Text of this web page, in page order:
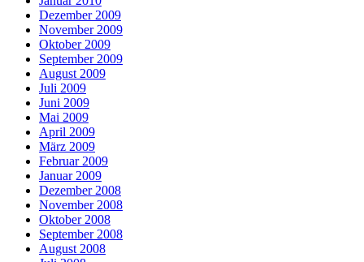
Dezember 2009
November 2009
Oktober 2009
September 2009
August 2009
Juli 2009
Juni 2009
Mai 2009
April 2009
März 2009
Februar 2009
Januar 2009
Dezember 2008
November 2008
Oktober 2008
September 2008
August 2008